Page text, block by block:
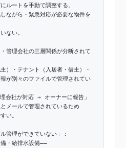
ルートを手動で調整する。
ながら・緊急対応が必要な物件を
ない。
管理会社の三層関係が分断されて
）・テナント（入居者・借主）・
が別々のファイルで管理されてい
会社が対応 → オーナーに報告」
メールで管理されているため
い。
管理ができていない」：
・給排水設備——